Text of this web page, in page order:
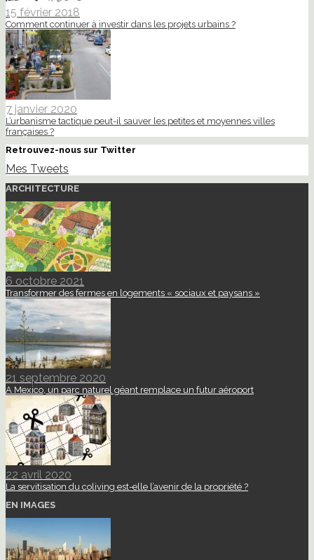
15 février 2018
Comment continuer à investir dans les projets urbains ?
7 janvier 2020
L’urbanisme tactique peut-il sauver les petites et moyennes villes
françaises ?
Retrouvez-nous sur Twitter
Mes Tweets
ARCHITECTURE
6 octobre 2021
Transformer des fermes en logements « sociaux et paysans »
21 septembre 2020
A Mexico, un parc naturel géant remplace un futur aéroport
22 avril 2020
La servitisation du coliving est-elle l’avenir de la propriété ?
EN IMAGES